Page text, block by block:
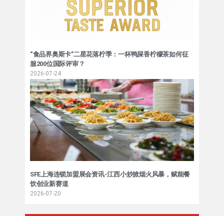
“食品界奥斯卡”二星花落柠季：一杯鸭屎香柠檬茶如何征
服200位国际评审？
2026-07-24
SFE上海连锁加盟展会资讯-江西小炒掀烟火风暴，赋能餐
饮创业新赛道
2026-07-20